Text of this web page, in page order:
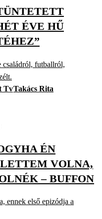
ÉVE HŰ
családról, futballról,
TvTakács Rita
ÉN
VOLNA,
– BUFFON
ennek első epizódja a